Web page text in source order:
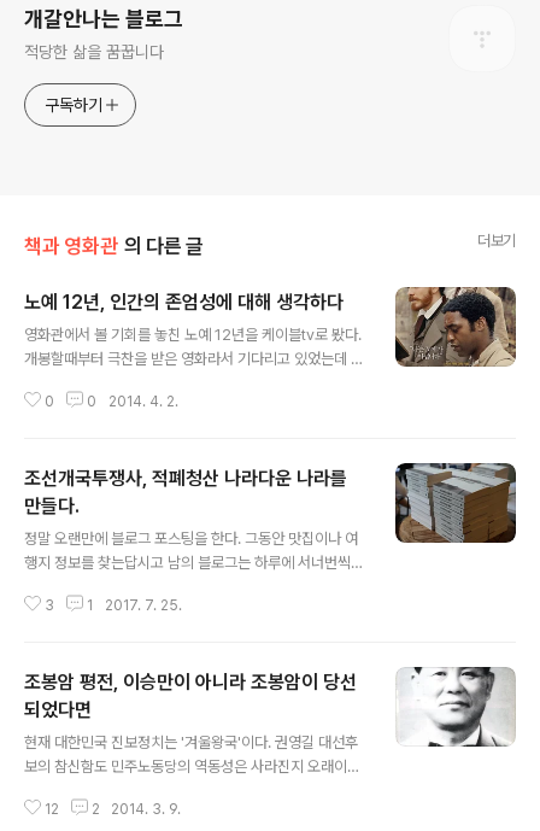
개갈안나는 블로그
적당한 삶을 꿈꿉니다
구독하기
책과 영화관 의 다른 글 더보기
노예 12년, 인간의 존엄성에 대해 생각하다
영화관에서 볼 기회를 놓친 노예 12년을 케이블tv로 봤다.
개봉할때부터 극찬을 받은 영화라서 기다리고 있었는데 바
지 좋아하지는 않는다. 아무리 재미있는 영화도 집에서 보
때문에 집에서도 편안하게 볼 수 있었다. 무엇보다 배우와
스토리가 가진 힘이 커서 한눈팔지 않고, 빨기감기 하지 않
고 재미있게 볼 수 있었다. 특히 이 영화에는 조연으로 브래
드 피트, 베네딕트 컴버배치 같은 유명배우가 등장해 보는
재미도 쏠쏠하다. 노예 12년은 제목처럼 인신매매로 팔려
간 자유 흑인이 노예로 12년동안 생활한 솔로몬 노섭의 실
0 0 2014. 4. 2.
조선개국투쟁사, 적폐청산 나라다운 나라를
만들다.
정말 오랜만에 블로그 포스팅을 한다. 그동안 맛집이나 여
행지 정보를 찾는답시고 남의 블로그는 하루에 서너번씩
게 취미여야 하는데 어느 순간 하나의 노동이 되다보니 흥
'책'이다. 어제 몇달만에 홍대를 갔다. 지인의 출판기념회가
있었기 때문이다. 책의 이름은 '조선개국투쟁사'이다. 장르
는 정치소설. 역사소설도 아니고 정치소설은 왠지 낯설다.
더구나 소재가 고려와 조선의 이야기이니 말이다. 출판기
념회는 어찌어찌 잘 끝났고, 집으로 돌아와 책을 펼쳤다. 요
즘 소설책 치고는 꽤 두껍다. 428쪽. 조금만 분량이 늘어
3 1 2017. 7. 25.
조봉암 평전, 이승만이 아니라 조봉암이 당선
되었다면
현재 대한민국 진보정치는 '겨울왕국'이다. 권영길 대선후
보의 참신함도 민주노동당의 역동성은 사라진지 오래이다.
갈기갈기 찢어진지 오래이다. 민주당의 일부 세력이 대체
12 2 2014. 3. 9.